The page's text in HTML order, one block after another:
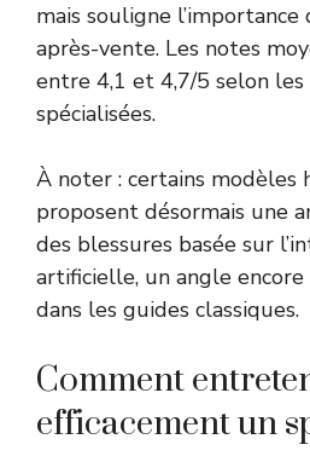
mais souligne l’importance
après-vente. Les notes
entre 4,1 et 4,7/5 selon
spécialisées.
À noter : certains modèles
proposent désormais une
des blessures basée sur
artificielle, un angle
dans les guides classiques.
Comment
efficacement un